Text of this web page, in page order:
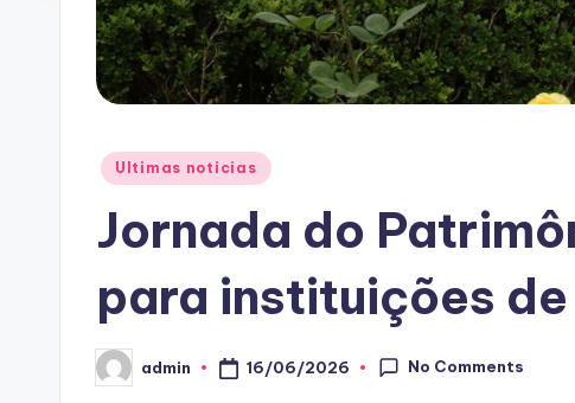
Posted
Ultimas noticias
Jornada do
para instituições de
Posted
by
admin 16/06/2026 No Comments